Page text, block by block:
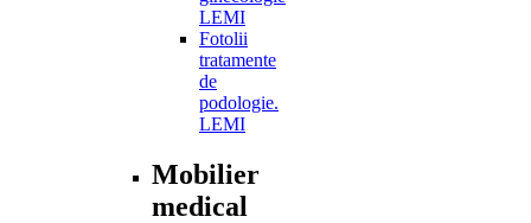
LEMI
Fotolii
tratamente
de
podologie.
LEMI
Mobilier
medical